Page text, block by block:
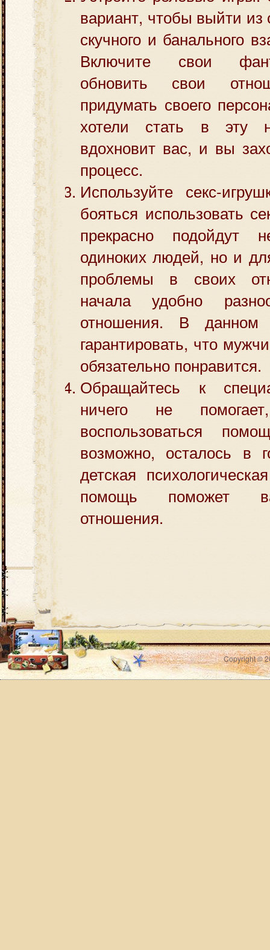
вариант, чтобы выйти из
скучного и банального
Включите свои
обновить свои
придумать своего
хотели стать в эту
вдохновит вас, и вы
процесс.
Используйте секс-
бояться использовать
прекрасно подойдут
одиноких людей, но и
проблемы в своих
начала удобно
отношения. В данном
гарантировать, что
обязательно понравится.
Обращайтесь к
ничего не
воспользоваться
возможно, осталось в
детская
помощь поможет
отношения.
Copyright ©